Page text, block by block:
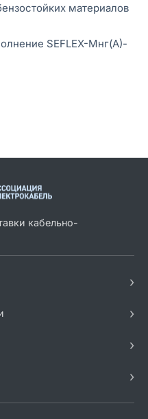
материалов
SEFLEX-Мнг(А)-
кабельно-
›
›
›
›